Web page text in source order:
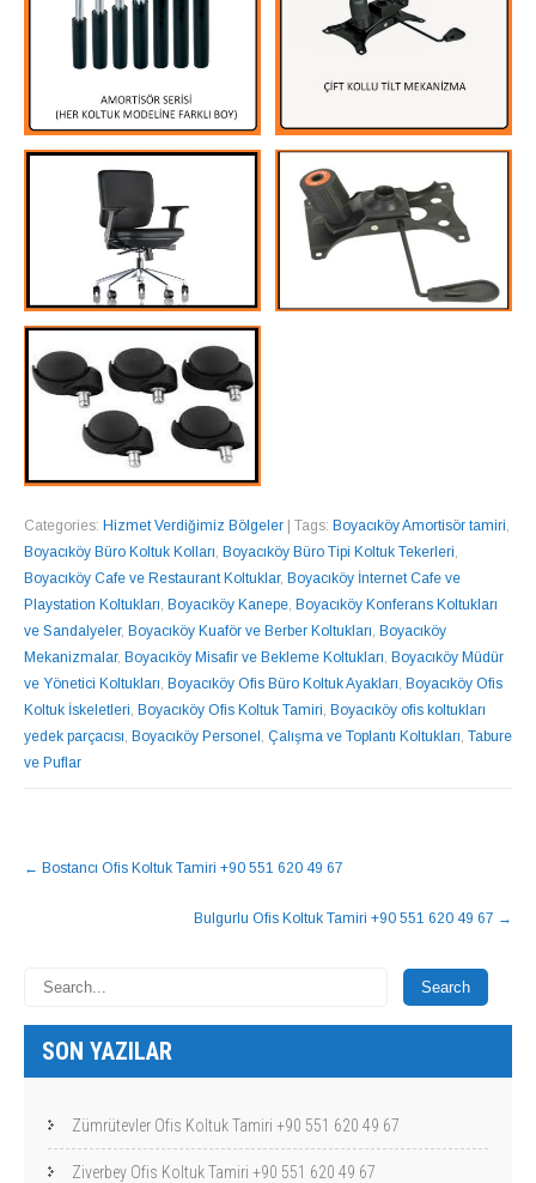
Categories: Hizmet Verdiğimiz Bölgeler | Tags: Boyacıköy Amortisör tamiri,
Boyacıköy Büro Koltuk Kolları, Boyacıköy Büro Tipi Koltuk Tekerleri,
Boyacıköy Cafe ve Restaurant Koltuklar, Boyacıköy İnternet Cafe ve
Playstation Koltukları, Boyacıköy Kanepe, Boyacıköy Konferans Koltukları
ve Sandalyeler, Boyacıköy Kuaför ve Berber Koltukları, Boyacıköy
Mekanizmalar, Boyacıköy Misafir ve Bekleme Koltukları, Boyacıköy Müdür
ve Yönetici Koltukları, Boyacıköy Ofis Büro Koltuk Ayakları, Boyacıköy Ofis
Koltuk İskeletleri, Boyacıköy Ofis Koltuk Tamiri, Boyacıköy ofis koltukları
yedek parçacısı, Boyacıköy Personel , Çalışma ve Toplantı Koltukları, Tabure
ve Puflar
NAVIGASYON
← Bostancı Ofis Koltuk Tamiri +90 551 620 49 67
Bulgurlu Ofis Koltuk Tamiri +90 551 620 49 67 →
SON YAZILAR
Zümrütevler Ofis Koltuk Tamiri +90 551 620 49 67
Ziverbey Ofis Koltuk Tamiri +90 551 620 49 67